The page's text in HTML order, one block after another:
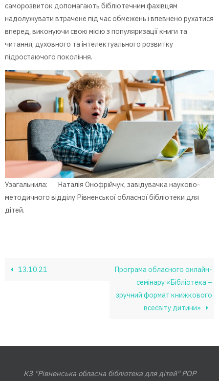
саморозвиток допомагають бібліотечним фахівцям
надолужувати втрачене під час обмежень і впевнено рухатися
вперед, виконуючи свою місію з популяризації книги та
читання, духовного та інтелектуального розвитку
підростаючого покоління.
Узагальнила: Наталія Онофрійчук, завідувачка науково-
методичного відділу Рівненської обласної бібліотеки для
дітей.
13.10.21
Програма обласного онлайн-
семінару «Бібліотека –
зручний формат книжкового
всесвіту дитини»
КЗ "Рівненська обласна бібліотека для дітей" РОР